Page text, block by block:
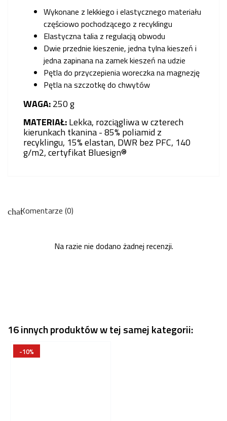
Wykonane z lekkiego i elastycznego materiału
częściowo pochodzącego z recyklingu
Elastyczna talia z regulacją obwodu
Dwie przednie kieszenie, jedna tylna kieszeń i
jedna zapinana na zamek kieszeń na udzie
Pętla do przyczepienia woreczka na magnezję
Pętla na szczotkę do chwytów
WAGA:250 g
MATERIAŁ:Lekka, rozciągliwa w czterech
kierunkach tkanina - 85% poliamid z
recyklingu, 15% elastan, DWR bez PFC, 140
g/m2, certyfikat Bluesign®
chatKomentarze (0)
Na razie nie dodano żadnej recenzji.
16 innych produktów w tej samej kategorii:
-10%